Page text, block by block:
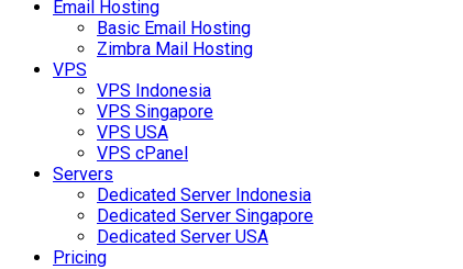
Email Hosting
Basic Email Hosting
Zimbra Mail Hosting
VPS
VPS Indonesia
VPS Singapore
VPS USA
VPS cPanel
Servers
Dedicated Server Indonesia
Dedicated Server Singapore
Dedicated Server USA
Pricing